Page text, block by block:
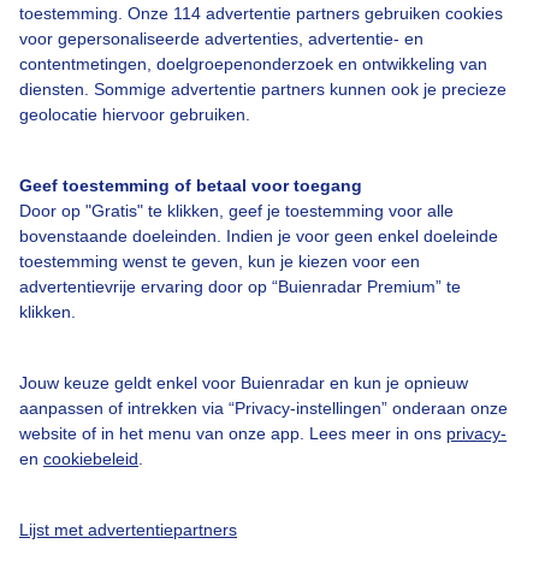
toestemming. Onze 114 advertentie partners gebruiken cookies
voor gepersonaliseerde advertenties, advertentie- en
contentmetingen, doelgroepenonderzoek en ontwikkeling van
diensten. Sommige advertentie partners kunnen ook je precieze
geolocatie hiervoor gebruiken.
Geef toestemming of betaal voor toegang
Door op "Gratis" te klikken, geef je toestemming voor alle
bovenstaande doeleinden. Indien je voor geen enkel doeleinde
toestemming wenst te geven, kun je kiezen voor een
advertentievrije ervaring door op “Buienradar Premium” te
klikken.
Jouw keuze geldt enkel voor Buienradar en kun je opnieuw
aanpassen of intrekken via “Privacy-instellingen” onderaan onze
website of in het menu van onze app. Lees meer in ons privacy-
en cookiebeleid
Lijst met advertentiepartners
Veelgestelde vragen
Contact
Toegankelijkheid
Adverteren
Buienradar Team
Privacy beleid
Cookie beleid
Gratis weerdata
Buienradar